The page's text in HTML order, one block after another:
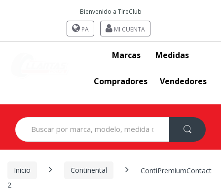
Bienvenido a TireClub
PA MI CUENTA
Marcas Medidas
Compradores Vendedores
Search
for:
Inicio Continental
ContiPremiumContact
2